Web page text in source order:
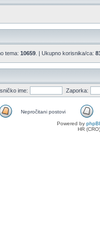
tema: 10659 . | Ukupno korisnika/ca:
ime: Zaporka:
Nepročitani postovi
Powered by
HR